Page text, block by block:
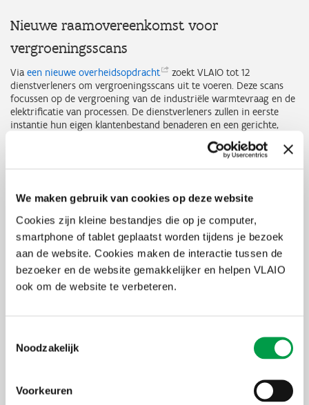
We maken gebruik van cookies op deze website
Cookies zijn kleine bestandjes die op je computer,
smartphone of tablet geplaatst worden tijdens je bezoek
aan de website. Cookies maken de interactie tussen de
bezoeker en de website gemakkelijker en helpen VLAIO
ook om de website te verbeteren.
Noodzakelijk
Voorkeuren
Nieuwe raamovereenkomst voor
vergroeningsscans
Via een nieuwe overheidsopdracht
zoekt VLAIO tot 12
dienstverleners om vergroeningsscans uit te voeren. Deze scans
focussen op de vergroening van de industriële warmtevraag en de
elektrificatie van processen. De dienstverleners zullen in eerste
instantie hun eigen klantenbestand benaderen en een gerichte,
selectieleidraad.
Eerder stelde VLAIO al 10 dienstverleners aan via een eerdere
raamovereenkomst. Dienstverleners van de lopende
vergroeningsscan kunnen zich onder bepaalde voorwaarden
kandidaat stellen voor de nieuwe raamovereenkomst.
Alle informatie over de nieuwe opdracht
vind je hier op